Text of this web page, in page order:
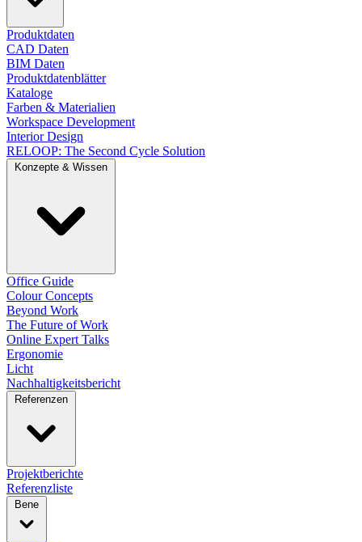
Produktdaten
CAD Daten
BIM Daten
Produktdatenblätter
Kataloge
Farben & Materialien
Workspace Development
Interior Design
RELOOP: The Second Cycle Solution
Konzepte & Wissen
Office Guide
Colour Concepts
Beyond Work
The Future of Work
Online Expert Talks
Ergonomie
Licht
Nachhaltigkeitsbericht
Referenzen
Projektberichte
Referenzliste
Bene